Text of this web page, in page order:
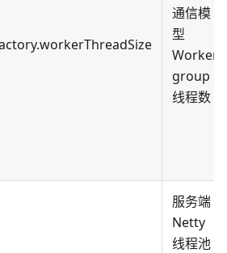
通信模
型
Worker
group
线程数
服务端
Netty
线程池